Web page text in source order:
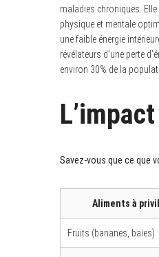
maladies chroniques.
physique et mentale
une faible énergie
révélateurs d’une perte
environ 30% de la
Savez-vous que ce que
Aliments à
Fruits (bananes, baies)